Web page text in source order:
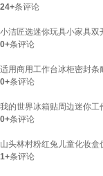
24+条评论
小洁匠选迷你玩具小家具
0+条评论
适用商用工作台冰柜密封
0+条评论
我的世界冰箱贴周边迷你
0+条评论
山头林村粉红兔儿童化妆
1+条评论